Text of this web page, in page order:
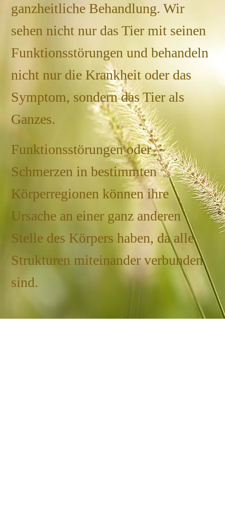
ganzheitliche Behandlung. Wir
sehen nicht nur das Tier mit seinen
Funktionsstörungen und behandeln
nicht nur die Krankheit oder das
Symptom, sondern das Tier als
Ganzes.
Funktionsstörungen oder
Schmerzen in bestimmten
Körperregionen können ihre
Ursache an einer ganz anderen
Stelle des Körpers haben, da alle
Strukturen miteinander verbunden
sind.